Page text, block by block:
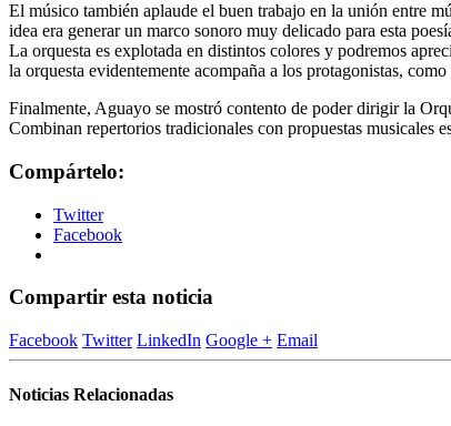
El músico también aplaude el buen trabajo en la unión entre
idea era generar un marco sonoro muy delicado para esta
La orquesta es explotada en distintos colores y podremos
la orquesta evidentemente acompaña a los protagonistas,
Finalmente, Aguayo se mostró contento de poder dirigir la
Combinan repertorios tradicionales con propuestas musicales
Compártelo:
Twitter
Facebook
Compartir esta noticia
Facebook Twitter LinkedIn Google + Email
Noticias Relacionadas